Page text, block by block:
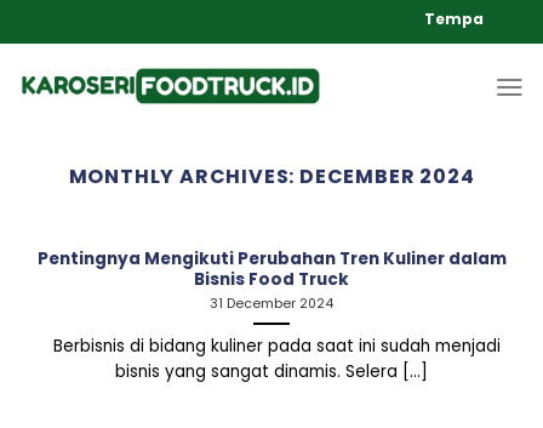
to
content
Tempat
MONTHLY ARCHIVES: DECEMBER 2024
Pentingnya Mengikuti Perubahan Tren Kuliner dalam
Bisnis Food Truck
31 December 2024
Berbisnis di bidang kuliner pada saat ini sudah menjadi
bisnis yang sangat dinamis. Selera [...]